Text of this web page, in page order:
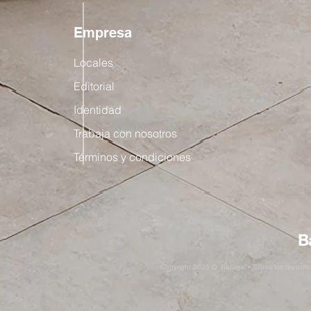
Empresa
Locales
Editorial
Identidad
Trabaja con nosotros
Términos y condiciones
Copyright 2025 © Barugel • Todos los